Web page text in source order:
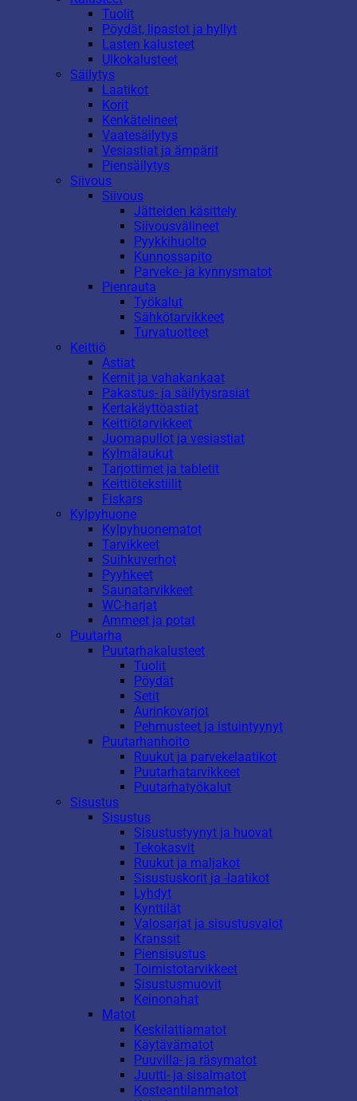
Tuolit
Pöydät, lipastot ja hyllyt
Lasten kalusteet
Ulkokalusteet
Säilytys
Laatikot
Korit
Kenkätelineet
Vaatesäilytys
Vesiastiat ja ämpärit
Piensäilytys
Siivous
Siivous
Jätteiden käsittely
Siivousvälineet
Pyykkihuolto
Kunnossapito
Parveke- ja kynnysmatot
Pienrauta
Työkalut
Sähkötarvikkeet
Turvatuotteet
Keittiö
Astiat
Kernit ja vahakankaat
Pakastus- ja säilytysrasiat
Kertakäyttöastiat
Keittiötarvikkeet
Juomapullot ja vesiastiat
Kylmälaukut
Tarjottimet ja tabletit
Keittiötekstiilit
Fiskars
Kylpyhuone
Kylpyhuonematot
Tarvikkeet
Suihkuverhot
Pyyhkeet
Saunatarvikkeet
WC-harjat
Ammeet ja potat
Puutarha
Puutarhakalusteet
Tuolit
Pöydät
Setit
Aurinkovarjot
Pehmusteet ja istuintyynyt
Puutarhanhoito
Ruukut ja parvekelaatikot
Puutarhatarvikkeet
Puutarhatyökalut
Sisustus
Sisustus
Sisustustyynyt ja huovat
Tekokasvit
Ruukut ja maljakot
Sisustuskorit ja -laatikot
Lyhdyt
Kynttilät
Valosarjat ja sisustusvalot
Kranssit
Piensisustus
Toimistotarvikkeet
Sisustusmuovit
Keinonahat
Matot
Keskilattiamatot
Käytävämatot
Puuvilla- ja räsymatot
Juutti- ja sisalmatot
Kosteantilanmatot